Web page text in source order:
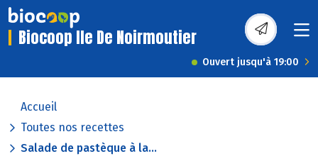
Biocoop Ile De Noirmoutier
Ouvert jusqu'à 19:00
Accueil
Toutes nos recettes
Salade de pastèque à la...